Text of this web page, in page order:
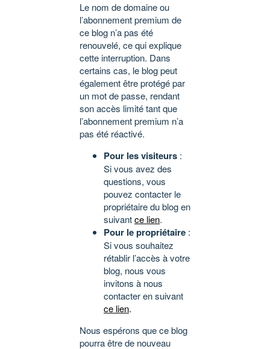
Le nom de domaine ou
l’abonnement premium de
ce blog n’a pas été
renouvelé, ce qui explique
cette interruption. Dans
certains cas, le blog peut
également être protégé par
un mot de passe, rendant
son accès limité tant que
l’abonnement premium n’a
pas été réactivé.
Pour les visiteurs :
Si vous avez des
questions, vous
pouvez contacter le
propriétaire du blog en
suivantce lien.
Pour le propriétaire :
Si vous souhaitez
rétablir l’accès à votre
blog, nous vous
invitons à nous
contacter en suivant
ce lien.
Nous espérons que ce blog
pourra être de nouveau